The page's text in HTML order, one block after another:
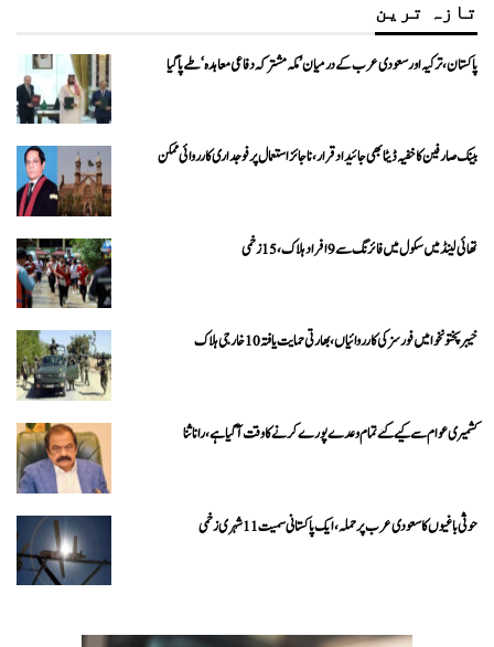
تازہ ترین
پاکستان، ترکیہ اور سعودی عرب کے درمیان ’مکہ مشترکہ دفاعی معاہدہ‘ طے پا گیا
بینک صارفین کا خفیہ ڈیٹا بھی جائیداد قرار، ناجائز استعمال پر فوجداری کارروائی ممکن
تھائی لینڈ میں سکول میں فائرنگ سے 9 افراد ہلاک، 15 زخمی
خیبرپختونخوا میں فورسز کی کارروائیاں، بھارتی حمایت یافتہ 10 خارجی ہلاک
کشمیری عوام سے کیے گئے تمام وعدے پورے کرنے کا وقت آ گیا ہے، رانا ثنا
حوثی باغیوں کا سعودی عرب پر حملہ، ایک پاکستانی سمیت 11 شہری زخمی